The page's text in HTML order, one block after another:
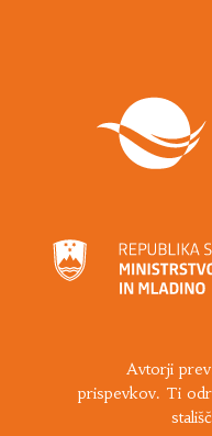
Avtorji
prispevkov. Ti